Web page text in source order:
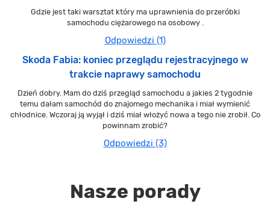
Gdzie jest taki warsztat który ma uprawnienia do przeróbki
samochodu ciężarowego na osobowy .
Odpowiedzi (1)
Skoda Fabia: koniec przeglądu rejestracyjnego w
trakcie naprawy samochodu
Dzień dobry. Mam do dziś przegląd samochodu a jakies 2 tygodnie
temu dałam samochód do znajomego mechanika i miał wymienić
chłodnice. Wczoraj ją wyjął i dziś miał włożyć nowa a tego nie zrobił. Co
powinnam zrobić?
Odpowiedzi (3)
Nasze porady